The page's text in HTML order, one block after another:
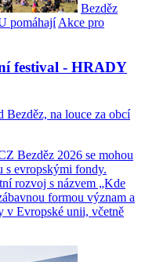
Bezděz
pomáhají Akce pro
festival - HRADY
Bezděz, na louce za obcí
Bezděz 2026 se mohou
s evropskými fondy.
rozvoj s názvem „Kde
formou význam a
v Evropské unii, včetně